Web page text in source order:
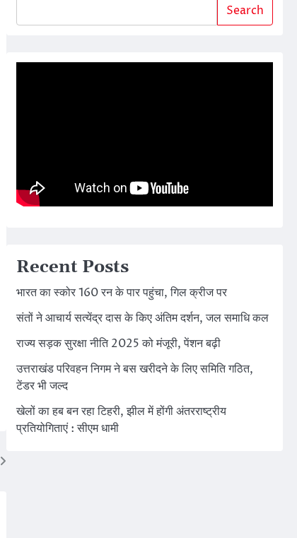
Search
Recent Posts
भारत का स्कोर 160 रन के पार पहुंचा, गिल क्रीज पर
संतों ने आचार्य सत्येंद्र दास के किए अंतिम दर्शन, जल समाधि कल
राज्य सड़क सुरक्षा नीति 2025 को मंजूरी, पेंशन बढ़ी
उत्तराखंड परिवहन निगम ने बस खरीदने के लिए समिति गठित,
टेंडर भी जल्द
खेलों का हब बन रहा टिहरी, झील में होंगी अंतरराष्ट्रीय
प्रतियोगिताएं : सीएम धामी